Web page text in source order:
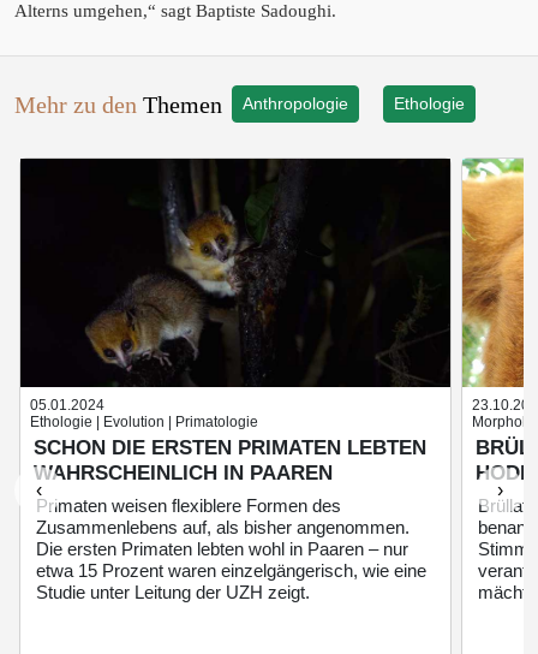
Alterns umgehen,“ sagt Baptiste Sadoughi.
Mehr zu den Themen Anthropologie Ethologie
‹
05.01.2024
Ethologie | Evolution | Primatologie
SCHON DIE ERSTEN PRIMATEN LEBTEN
WAHRSCHEINLICH IN PAAREN
Primaten weisen flexiblere Formen des
Zusammenlebens auf, als bisher angenommen.
Die ersten Primaten lebten wohl in Paaren – nur
etwa 15 Prozent waren einzelgängerisch, wie eine
Studie unter Leitung der UZH zeigt.
›